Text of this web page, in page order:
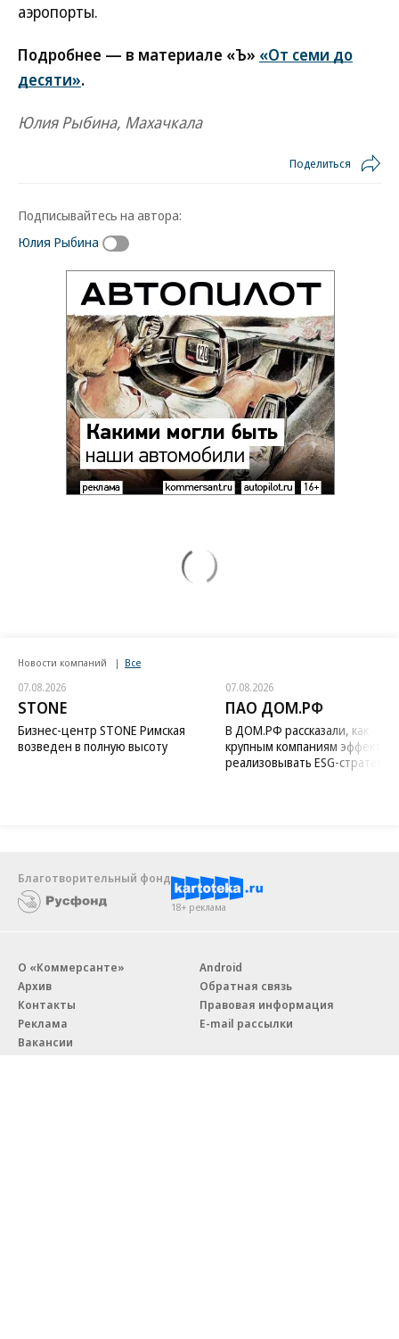
аэропорты.
Подробнее — в материале «Ъ» «От семи до
десяти».
Юлия Рыбина, Махачкала
Поделиться
Подписывайтесь на автора:
Юлия Рыбина
Новости компаний Все
07.08.2026
STONE
Бизнес-центр STONE Римская
возведен в полную высоту
07.08.2026
ПАО ДОМ.РФ
В ДОМ.РФ рассказали, как
крупным компаниям
реализовывать ESG-стратегию
Благотворительный фонд
18+ реклама
О «Коммерсанте»
Архив
Контакты
Реклама
Вакансии
Android
Обратная связь
Правовая информация
E-mail рассылки